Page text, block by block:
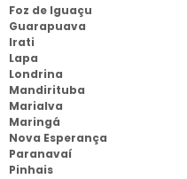
Foz de Iguaçu
Guarapuava
Irati
Lapa
Londrina
Mandirituba
Marialva
Maringá
Nova Esperança
Paranavaí
Pinhais